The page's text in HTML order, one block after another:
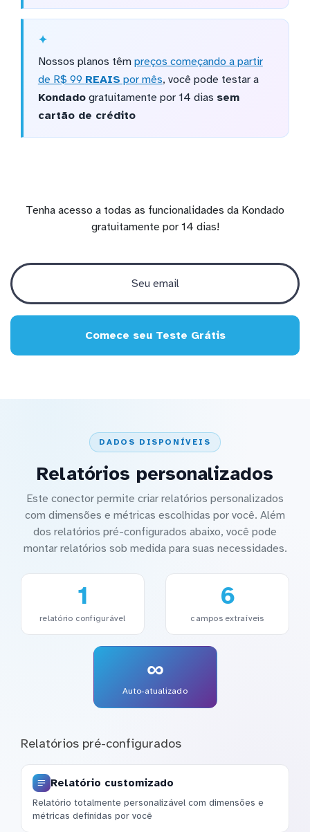
Nossos planos têm preços começando a partir
de R$ 99 REAIS por mês, você pode testar a
Kondadogratuitamente por 14 dias sem
cartão de crédito
Tenha acesso a todas as funcionalidades da Kondado
gratuitamente por 14 dias!
Comece seu Teste Grátis
DADOS DISPONÍVEIS
Relatórios personalizados
Este conector permite criar relatórios personalizados
com dimensões e métricas escolhidas por você. Além
dos relatórios pré-configurados abaixo, você pode
montar relatórios sob medida para suas necessidades.
1
relatório configurável
6
campos extraíveis
∞
Auto-atualizado
Relatórios pré-configurados
Relatório customizado
Relatório totalmente personalizável com dimensões e
métricas definidas por você